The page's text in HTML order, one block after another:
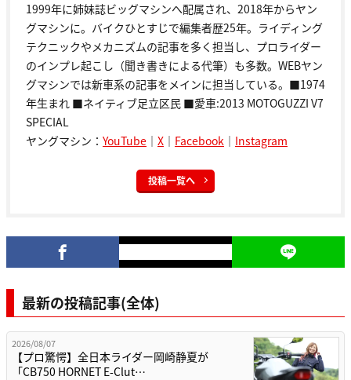
1999年に姉妹誌ビッグマシンへ配属され、2018年からヤン
グマシンに。バイクひとすじで編集者歴25年。ライディング
テクニックやメカニズムの記事を多く担当し、プロライダー
のインプレ起こし（聞き書きによる代筆）も多数。WEBヤン
グマシンでは新車系の記事をメインに担当している。■1974
年生まれ ■ネイティブ足立区民 ■愛車:2013 MOTOGUZZI V7
SPECIAL
ヤングマシン： YouTube ｜ X ｜ Facebook ｜ Instagram
投稿一覧へ
最新の投稿記事(全体)
2026/08/07
【プロ驚愕】全日本ライダー岡崎静夏が
「CB750 HORNET E-Clut…